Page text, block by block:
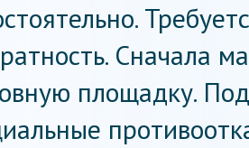
Сначала
площадку.